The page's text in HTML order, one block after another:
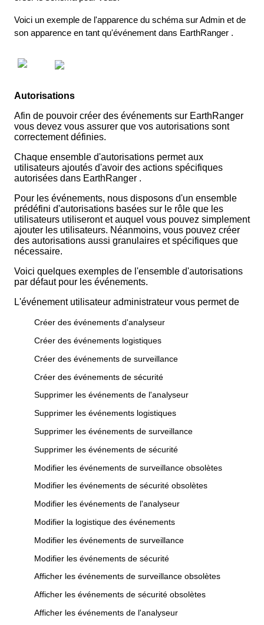
Voici un exemple de 'apparence du schéma surAdmin et de
son apparence en tant qu'événement dans EarthRanger .
Autorisations
Afin de pouvoir créer des événements sur EarthRanger
vous devez vous assurer que vos autorisations sont
correctement définies.
Chaque ensemble d'autorisations permet aux
utilisateurs ajoutés d'avoir des actions spécifiques
autorisées dans EarthRanger .
Pour les événements, nous disposons d'un ensemble
prédéfini d'autorisations basées sur le rô le que les
utilisateurs utiliseront et auquel vous pouvez simplement
ajouter les utilisateurs. Néanmoins, vous pouvez créer
des autorisations aussi granulaires et spécifiques que
nécessaire.
Voici quelques exemples de 'ensemble d'autorisations
par défaut pour les événements.
L'événement utilisateur administrateur vous permet de
Créer des événements d'analyseur
Créer des événements logistiques
Créer des événements de surveillance
Créer des événements de sécurité
Supprimer les événements de l'analyseur
Supprimer les événements logistiques
Supprimer les événements de surveillance
Supprimer les événements de sécurité
Modifier les événements de surveillance obsolètes
Modifier les événements de sécurité obsolètes
Modifier les événements de l'analyseur
Modifier la logistique des événements
Modifier les événements de surveillance
Modifier les événements de sécurité
Afficher les événements de surveillance obsolètes
Afficher les événements de sécurité obsolètes
Afficher les événements de l'analyseur